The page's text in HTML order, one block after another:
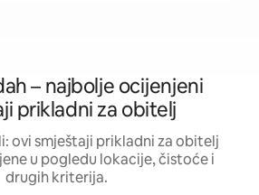
– najbolje ocijenjeni
prikladni za obitelj
ovi smještaji prikladni za obitelj
u pogledu lokacije, čistoće i
drugih kriterija.